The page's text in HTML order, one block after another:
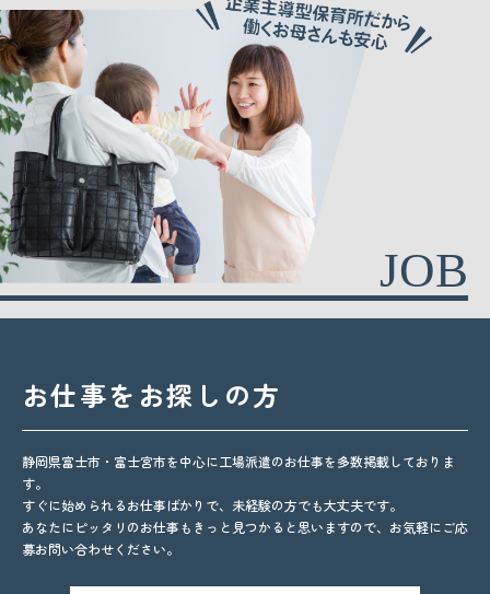
JOB
お仕事をお探しの方
静岡県富士市・富士宮市を中心に工場派遣のお仕事を多数掲載しておりま
す。
すぐに始められるお仕事ばかりで、未経験の方でも大丈夫です。
あなたにピッタリのお仕事もきっと見つかると思いますので、お気軽にご応
募お問い合わせください。